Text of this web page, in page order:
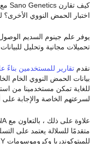
اختبار الحمض النووي الأخرى؟
يوفر علم جينوم السديم
تحميلات مجانية وتحليل للبيانات
نقدم تقارير للمستخدمين بناءً
بيانات الحمض النووي الخام
للغاية تمكن مستخدمينا من
لسرعتهم الخاصة والإجابة
متقدمًا للسلالة يعتمد على
للميتوكوندريا وكروموسومات Y.